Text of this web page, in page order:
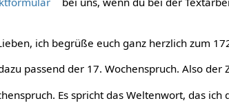
ich begrüße euch ganz herzlich zum
passend der 17. Wochenspruch. Also
Es spricht das Weltenwort, das